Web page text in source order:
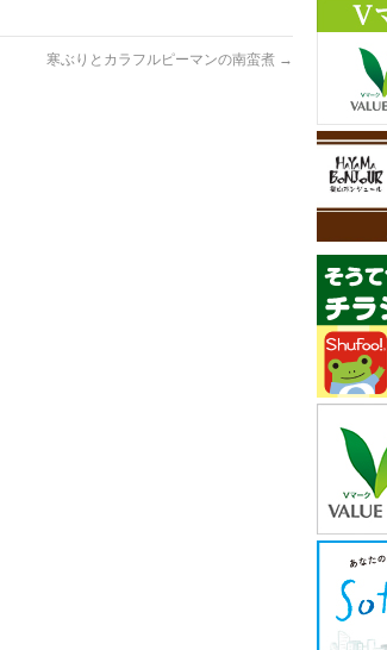
寒ぶりとカラフルピーマンの南蛮煮 →